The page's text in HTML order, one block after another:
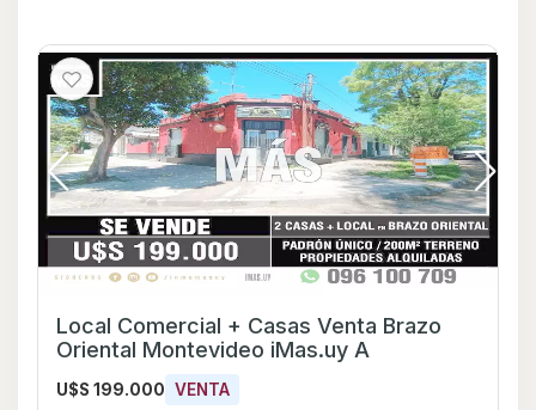
Local Comercial + Casas Venta Brazo
Oriental Montevideo iMas.uy A
U$S 199.000 VENTA